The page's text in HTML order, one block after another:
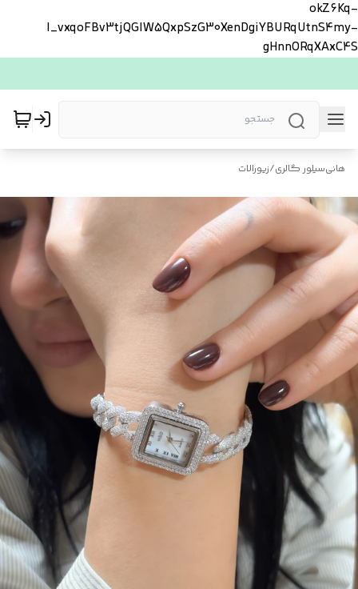
okZ6Kq-
l_vxqoFBv3tjQGlW5QxpSzG30XenDgiYBURqUtnS4my-
gHnnORqXAxC4S
هانی‌سیلور گالری/زیورالات